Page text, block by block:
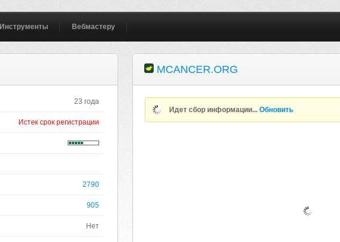
Инструменты Вебмастеру
23 года
Истек срок регистрации
2790
905
Нет
MCANCER.ORG
Идет сбор информации...Обновить